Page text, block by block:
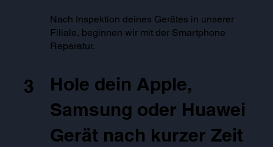
Nach Inspektion deines Gerätes in unserer
Filiale, beginnen wir mit der Smartphone
Reparatur.
3
Hole dein Apple,
Samsung oder Huawei
Gerät nach kurzer Zeit